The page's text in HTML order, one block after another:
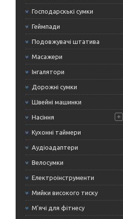
Господарскькі сумки
Геймпади
Подовжувачі штатива
Масажери
Інгалятори
Дорожні сумки
Швейні машинки
Насіння
Кухонні таймери
Аудіоадаптери
Велосумки
Електроінструменти
Мийки високого тиску
М'ячі для фітнесу